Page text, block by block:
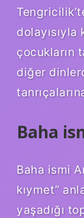
dolayısıyla
çocukların
diğer
Baha
Baha ismi
kıymet”
yaşadığı